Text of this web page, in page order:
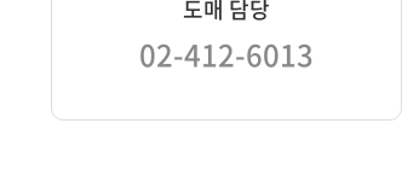
도매 담당
02-412-6013